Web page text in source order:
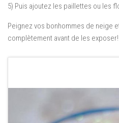
5) Puis ajoutez les paillettes ou les
Peignez vos bonhommes de neige
complètement avant de les exposer!